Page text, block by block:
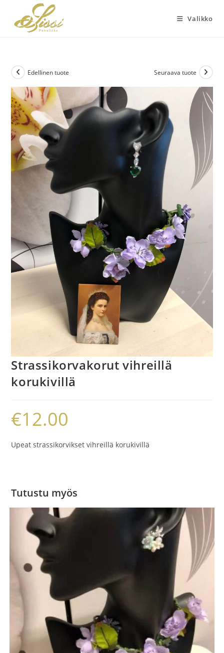
suoraan
sisältöön
Valikko
Edellinen tuote Seuraava tuote
Strassikorvakorut vihreillä
korukivillä
€12.00
Upeat strassikorvikset vihreillä korukivillä
Tutustu myös